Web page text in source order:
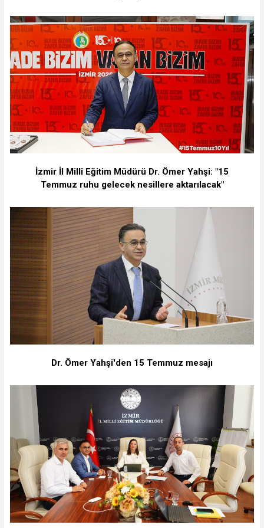
İzmir İl Millî Eğitim Müdürü Dr. Ömer Yahşi: "15
Temmuz ruhu gelecek nesillere aktarılacak"
Dr. Ömer Yahşi'den 15 Temmuz mesajı